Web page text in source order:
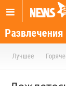
Развлечения
Лучшее